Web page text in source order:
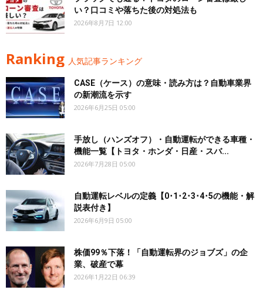
い？口コミや落ちた後の対処法も
2026年8月7日 12:00
Ranking 人気記事ランキング
CASE（ケース）の意味・読み方は？自動車業界
の新潮流を示す
2026年6月25日 05:00
手放し（ハンズオフ）・自動運転ができる車種・
機能一覧【トヨタ・ホンダ・日産・スバ...
2026年7月28日 05:00
自動運転レベルの定義【0･1･2･3･4･5の機能・解
説表付き】
2026年6月9日 05:00
株価99％下落！「自動運転界のジョブズ」の企
業、破産で幕
2026年1月22日 06:39